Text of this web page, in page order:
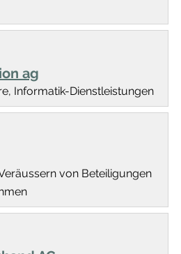
ag
Informatik-Dienstleistungen
von Beteiligungen